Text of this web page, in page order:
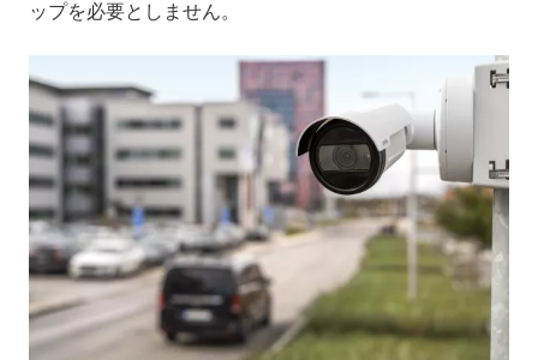
ップを必要としません。